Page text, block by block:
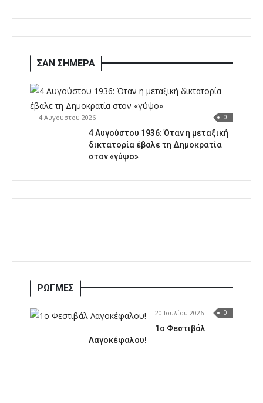
ΣΑΝ ΣΗΜΕΡΑ
4 Αυγούστου 2026 0
4 Αυγούστου 1936: Όταν η μεταξική
δικτατορία έβαλε τη Δημοκρατία
στον «γύψο»
ΡΩΓΜΕΣ
20 Ιουλίου 2026 0
1o Φεστιβάλ
Λαγοκέφαλου!